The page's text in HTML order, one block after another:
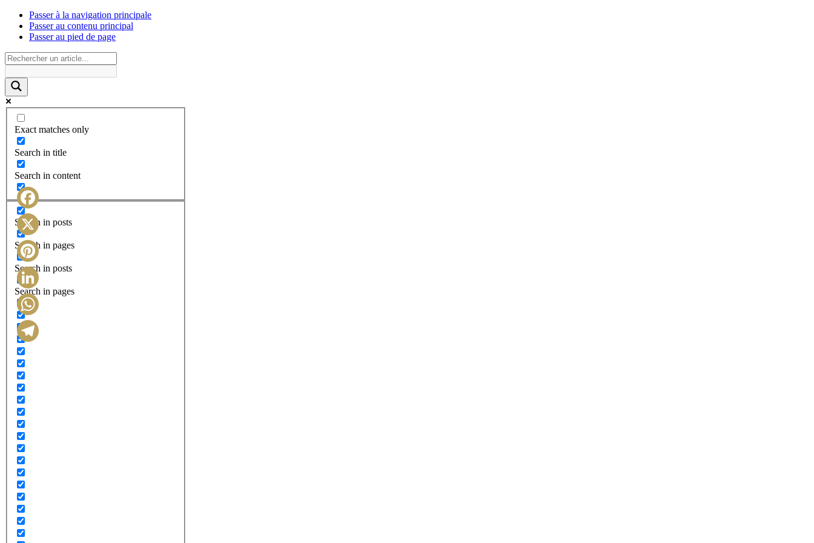
Passer à la navigation principale
Passer au contenu principal
Passer au pied de page
Exact matches only
Search in title
Search in content
Search in posts
Search in pages
Search in posts
Search in pages
Facebook
X
Pinterest
LinkedIn
WhatsApp
Telegram